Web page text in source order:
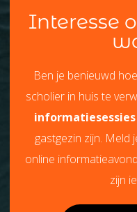
Interesse
Ben je benieuwd
scholier in huis te
informatiesessies
gastgezin zijn. Meld
online
zijn